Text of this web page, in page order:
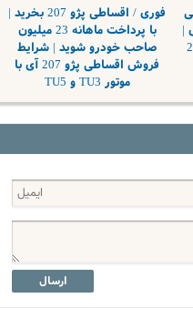
|
207
فوری / اقساطی پژو 207 بخرید |
با پرداخت ماهانه 23 میلیون
صاحب خودرو شوید | شرایط
فروش اقساطی پژو 207 آی با
موتور TU3 و TU5
ارسال